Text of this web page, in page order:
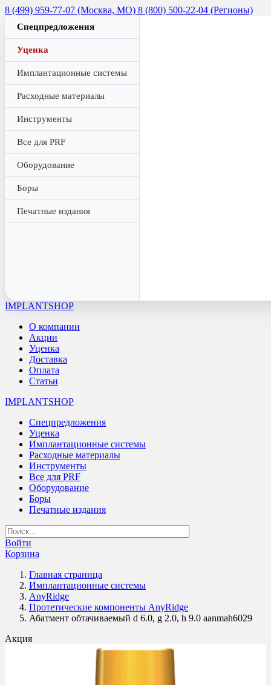
8 (499) 959-77-07 (Москва, МО) 8 (800) 500-22-04 (Регионы)
Спецпредложения
Уценка
Имплантационные системы
Расходные материалы
Инструменты
Все для PRF
Оборудование
Боры
Печатные издания
IMPLANTSHOP
О компании
Акции
Уценка
Доставка
Оплата
Статьи
IMPLANTSHOP
Спецпредложения
Уценка
Имплантационные системы
Расходные материалы
Инструменты
Все для PRF
Оборудование
Боры
Печатные издания
Войти
Корзина
Главная страница
Имплантационные системы
AnyRidge
Протетические компоненты AnyRidge
Абатмент обтачиваемый d 6.0, g 2.0, h 9.0 aanmah6029
Акция